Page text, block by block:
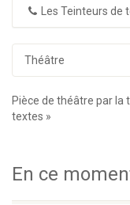
Les Teinteurs de
Théâtre
Pièce de théâtre par la
textes »
En ce